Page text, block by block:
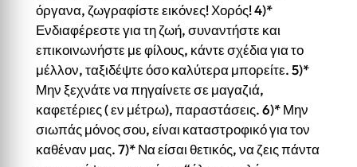
όργανα, ζωγραφίστε εικόνες! Χορός! 4)*
Ενδιαφέρεστε για τη ζωή, συναντήστε και
επικοινωνήστε με φίλους, κάντε σχέδια για το
μέλλον, ταξιδέψτε όσο καλύτερα μπορείτε. 5)*
Μην ξεχνάτε να πηγαίνετε σε μαγαζιά,
καφετέριες ( εν μέτρω), παραστάσεις. 6)* Μην
σιωπάς μόνος σου, είναι καταστροφικό για τον
καθέναν μας. 7)* Να είσαι θετικός, να ζεις πάντα